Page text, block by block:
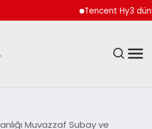
Tencent Hy3 dünya
Muvazzaf Subay ve